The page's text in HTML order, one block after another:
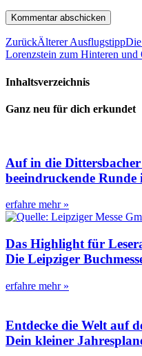
ZurückÄlterer Ausflugstipp
Lorenzstein zum Hinteren und
Inhaltsverzeichnis
Ganz neu für dich erkundet
Auf in die
beeindruckende Runde
erfahre mehr »
Das Highlight für
Die Leipziger
erfahre mehr »
Entdecke die Welt auf
Dein kleiner